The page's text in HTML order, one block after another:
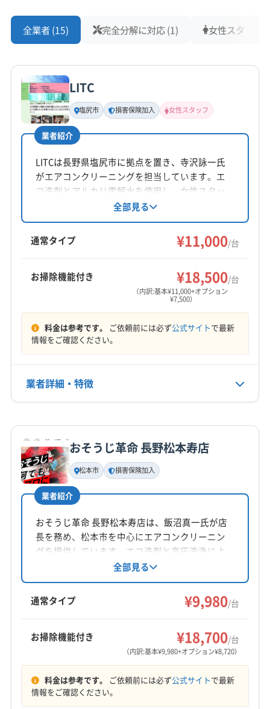
9:00〜17:00
年中無休
電話番号
非公開
公式HP
全業者 (15) 完全分解に対応 (1) 女性スタッフ
LITC
塩尻市 損害保険加入 女性スタッフ
業者紹介
LITCは長野県塩尻市に拠点を置き、寺沢詠一氏
がエアコンクリーニングを担当しています。エ
コ洗剤とアルカリ電解水を使用し、女性スタッ
フ同行も可能。損害保険加入済みで安心です。
丁寧な作業報告とアフターフォローで快適な空
間を提供します。
全部見る
通常タイプ ¥11,000/台
お掃除機能付き ¥18,500/台
（内訳:基本¥11,000+オプション
¥7,500）
料金は参考です。 ご依頼前には必ず公式サイトで最新
情報をご確認ください。
業者詳細・特徴
基本情報
代表者名
寺沢詠一
所在地
長野県塩尻市
対応地域
塩尻市 岡谷市
諏訪市
大町市 下伊那郡阿智村
下伊那郡阿南町
下伊那郡下條村
下伊那郡高森町
下伊那郡大鹿村
下伊那郡売木村
下伊那郡豊丘村
8:00〜18:00
定休日
おそうじ革命 長野松本寿店
松本市 損害保険加入
業者紹介
おそうじ革命 長野松本寿店は、飯沼真一氏が店
長を務め、松本市を中心にエアコンクリーニン
グを提供しています。エコ洗剤と高圧洗浄によ
る丁寧な作業が特徴で、土日祝日も対応、防カ
ビ・抗菌コーティングも人気です。損害保険に
加入済みです。
全部見る
通常タイプ ¥9,980/台
お掃除機能付き ¥18,700/台
（内訳:基本¥9,980+オプション¥8,720）
料金は参考です。 ご依頼前には必ず公式サイトで最新
情報をご確認ください。